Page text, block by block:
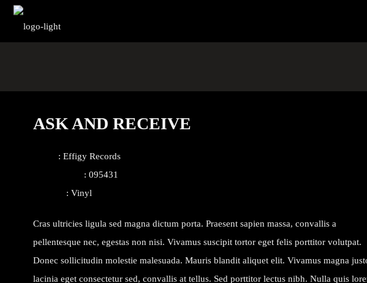
ASK AND RECEIVE
: Effigy Records
: 095431
: Vinyl
Cras ultricies ligula sed magna dictum porta. Praesent sapien massa, convallis a
pellentesque nec, egestas non nisi. Vivamus suscipit tortor eget felis porttitor volutpat.
Donec sollicitudin molestie malesuada. Mauris blandit aliquet elit. Vivamus magna
lacinia eget consectetur sed, convallis at tellus. Sed porttitor lectus nibh. Nulla quis